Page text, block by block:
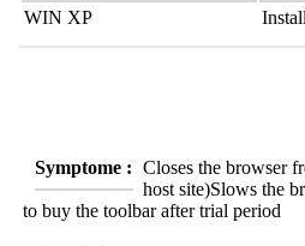
WIN XP
Symptome : Closes the browser
host site)Slows the
to buy the toolbar after trial period